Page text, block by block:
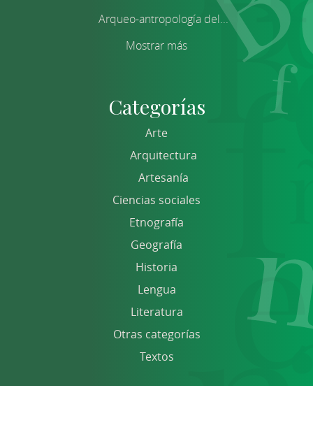
Arqueo-antropología del...
Mostrar más
Categorías
Arte
Arquitectura
Artesanía
Ciencias sociales
Etnografía
Geografía
Historia
Lengua
Literatura
Otras categorías
Textos